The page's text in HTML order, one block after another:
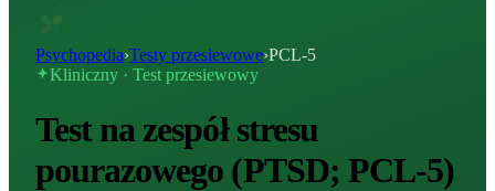
Psychopedia›Testy przesiewowe›PCL-5
Kliniczny · Test przesiewowy
Test na zespół stresu
pourazowego (PTSD; PCL-5)